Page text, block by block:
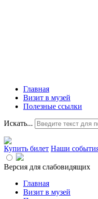
Главная
Визит в музей
Полезные ссылки
Искать...
Купить билет Наши
Версия для слабовидящих
Главная
Визит в музей